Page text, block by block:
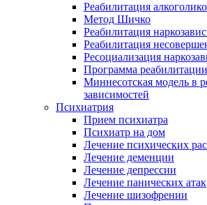
Реабилитация
Метод Шичко
Реабилитация
Реабилитация
Ресоциализация
Программа
Миннесотская модель в
зависимостей
Психиатрия
Прием психиатра
Психиатр на дом
Лечение психических
Лечение деменции
Лечение депрессии
Лечение панических атак
Лечение шизофрении